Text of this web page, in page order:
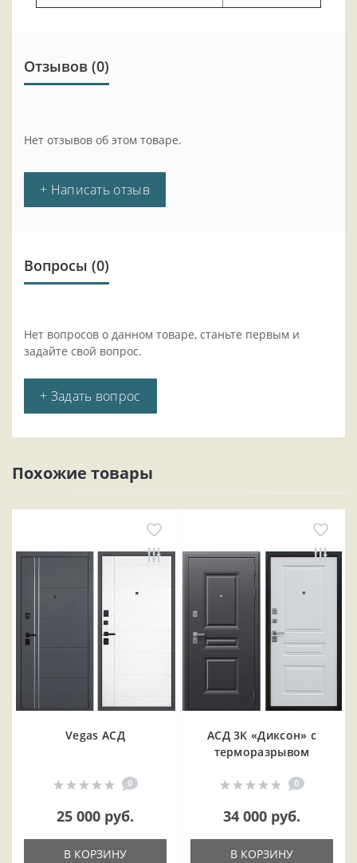
Отзывов (0)
Нет отзывов об этом товаре.
+ Написать отзыв
Вопросы (0)
Нет вопросов о данном товаре, станьте первым и
задайте свой вопрос.
+ Задать вопрос
Похожие товары
Vegas АСД
0
25 000 руб.
В КОРЗИНУ
АСД 3К «Диксон» с
терморазрывом
0
34 000 руб.
В КОРЗИНУ